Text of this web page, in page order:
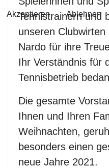
Tennistrainern und
unseren
Nardo für ihre
Ihr Verständnis für
Tennisbetrieb
Die gesamte
Ihnen und Ihren
Weihnachten,
besonders einen
neue Jahre 2021.
Akzeptieren Ablehnen